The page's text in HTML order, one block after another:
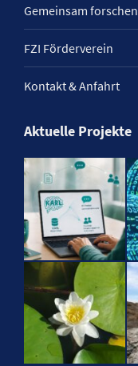
Gemeinsam forschen
FZI Förderverein
Kontakt & Anfahrt
Aktuelle Projekte